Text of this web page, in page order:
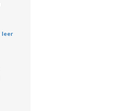
leer